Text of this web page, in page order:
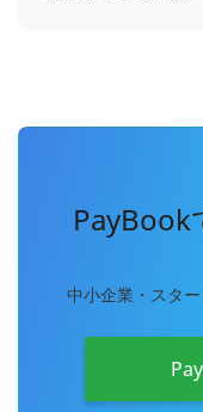
PayBook
中小企業・スタ